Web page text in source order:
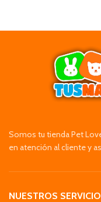
Somos tu tienda Pet
en atención al cliente y
NUESTROS